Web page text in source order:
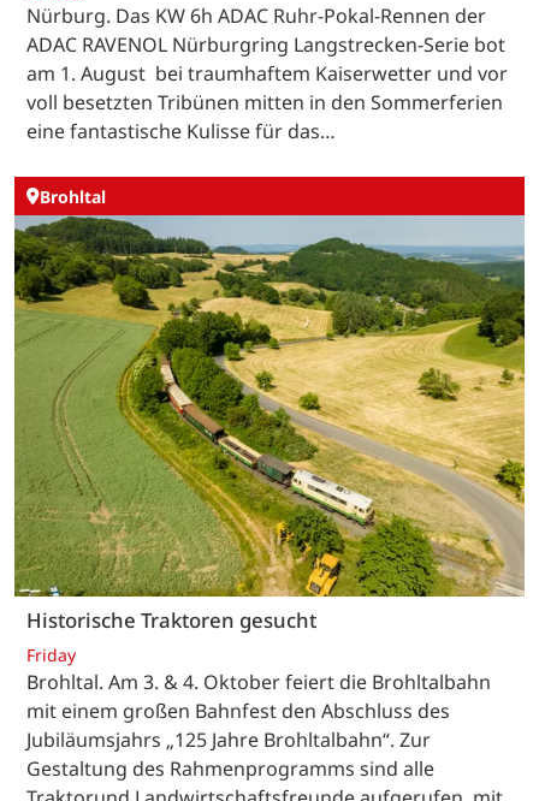
Nürburg. Das KW 6h ADAC Ruhr-Pokal-Rennen der
ADAC RAVENOL Nürburgring Langstrecken-Serie bot
am 1. August bei traumhaftem Kaiserwetter und vor
voll besetzten Tribünen mitten in den Sommerferien
eine fantastische Kulisse für das…
Brohltal
Historische Traktoren gesucht
Friday
Brohltal. Am 3. & 4. Oktober feiert die Brohltalbahn
mit einem großen Bahnfest den Abschluss des
Jubiläumsjahrs „125 Jahre Brohltalbahn“. Zur
Gestaltung des Rahmenprogramms sind alle